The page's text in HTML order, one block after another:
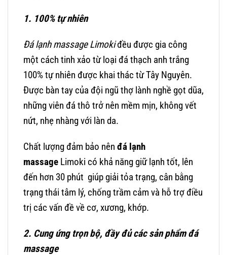
1. 100% tự nhiên
Đá lạnh massage Limokiđều được gia công
một cách tinh xảo từ loại đá thạch anh trắng
100% tự nhiên được khai thác từ Tây Nguyên.
Được bàn tay của đội ngũ thợ lành nghề gọt dũa,
những viên đá thô trở nên mềm mịn, không vết
nứt, nhẹ nhàng với làn da.
Chất lượng đảm bảo nên đá lạnh
massage Limoki có khả năng giữ lạnh tốt, lên
đến hơn 30 phút giúp giải tỏa trạng, cân bằng
trạng thái tâm lý, chống trầm cảm và hỗ trợ điều
trị các vấn đề về cơ, xương, khớp.
2. Cung ứng trọn bộ, đầy đủ các sản phẩm đá
massage